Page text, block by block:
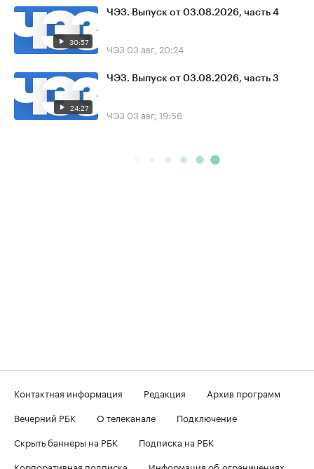
30:57
ЧЭЗ. Выпуск от 03.08.2026, часть 4
ЧЭЗ 03 авг, 20:24
24:27
ЧЭЗ. Выпуск от 03.08.2026, часть 3
ЧЭЗ 03 авг, 19:56
Контактная информация Редакция
Архив программ
Вечерний РБК
О телеканале
Подключение
Скрыть баннеры на РБК
Подписка на РБК
Корпоративная подписка
Информация об ограничениях